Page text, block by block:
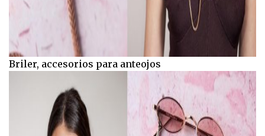
Briler, accesorios para anteojos